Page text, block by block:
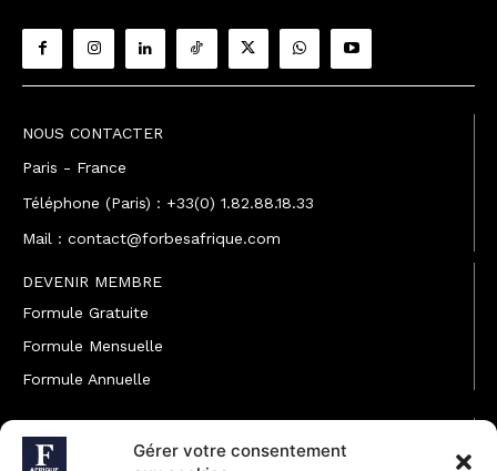
Gérer votre consentement
NOUS CONTACTER
Paris - France
Téléphone (Paris) : +33(0) 1.82.88.18.33
Mail : contact@forbesafrique.com
DEVENIR MEMBRE
Formule Gratuite
Formule Mensuelle
Formule Annuelle
JOINDRE L'ÉQUIPE
Rédaction